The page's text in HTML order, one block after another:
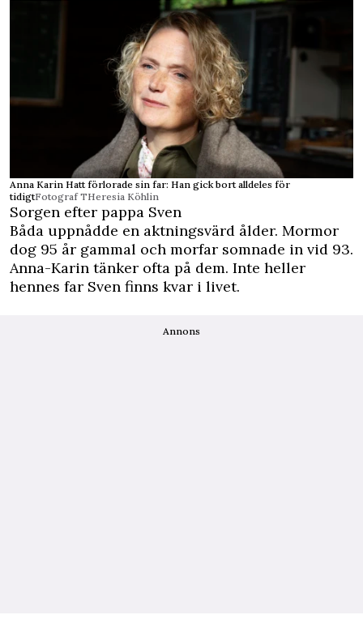
Anna Karin Hatt förlorade sin far: Han gick bort alldeles för
tidigtFotograf THeresia Köhlin
Sorgen efter pappa Sven
Båda uppnådde en aktningsvärd ålder. Mormor
dog 95 år gammal och morfar somnade in vid 93.
Anna-Karin tänker ofta på dem. Inte heller
hennes far Sven finns kvar i livet.
Annons